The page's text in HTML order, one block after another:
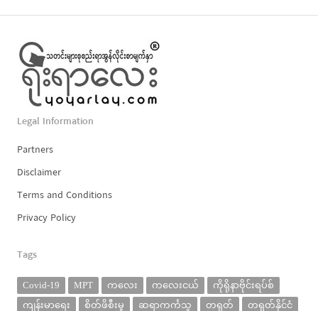
Legal Information
Partners
Disclaimer
Terms and Conditions
Privacy Policy
Tags
Covid-19 MPT ကလေး ကလေးငယ်
ကိုရိုနာဗိုင်းရပ်စ်
ကျန်းမာရေး
စိတ်ဖိစီးမှု ဆရာကင်္ကသူ တရုတ် တရုတ်နိုင်ငံ